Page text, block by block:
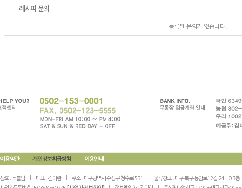
레시피 문의
등록된 문의가 없습니다.
이용약관 개인정보취급방침 이용안내
상호 : 버블팜 대표 : 김미란 주소 : 대구광역시 수성구 청수로 551 물류창고 : 대구 북구 동암로12길 24-10 3층